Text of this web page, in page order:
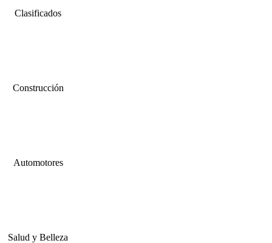
Clasificados
Construcción
Automotores
Salud y Belleza